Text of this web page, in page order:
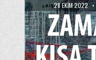
PUBLISHED
DATE:
28 EKIM 2022